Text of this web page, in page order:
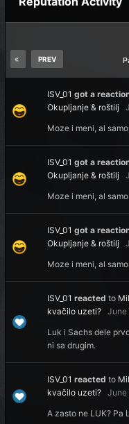
PREV
ISV_01 got a
Okupljanje & roštilj
Moze i meni, al
ISV_01 got a
Okupljanje & roštilj
Moze i meni, al
ISV_01 got a
Okupljanje & roštilj
Moze i meni, al
ISV_01 reacted to
kvačilo uzeti? June
Luk i Sachs dele
ni sa drugim.
ISV_01 reacted to
kvačilo uzeti? June
A zasto ne LUK? Pa